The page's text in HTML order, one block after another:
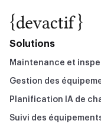
Solutions
Maintenance et
Gestion des
Planification IA de
Suivi des